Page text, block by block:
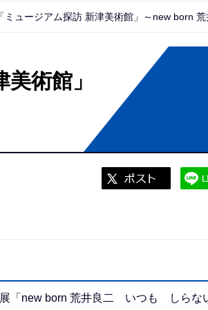
ミュージアム探訪 新津美術館」～new born 荒
術館」
「new born 荒井良二 いつも しらな